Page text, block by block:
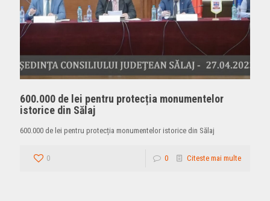
600.000 de lei pentru protecția monumentelor
istorice din Sălaj
600.000 de lei pentru protecția monumentelor istorice din Sălaj
0 0 Citeste mai multe